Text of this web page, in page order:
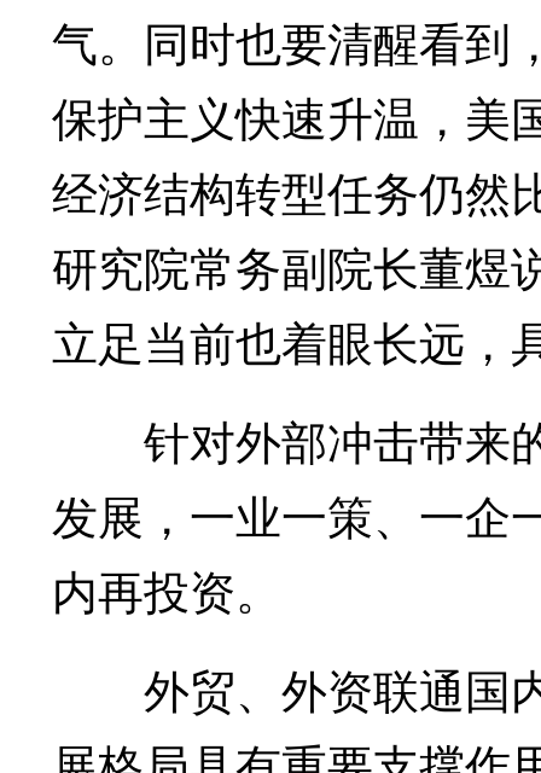
气。同时也要清醒看到
保护主义快速升温，美
经济结构转型任务仍然
研究院常务副院长董煜
立足当前也着眼长远，
针对外部冲击带来
发展，一业一策、一企
内再投资。
外贸、外资联通国